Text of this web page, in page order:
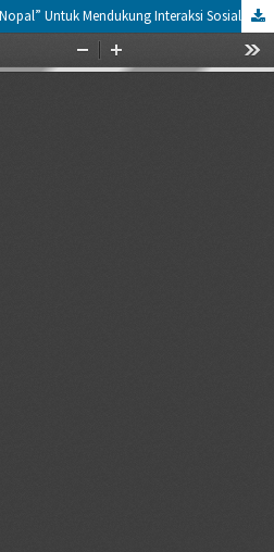
Tayangan Video Animasi “Si Nopal” Untuk Mendukung Interaksi Sosial Siswa Sekolah Dasar